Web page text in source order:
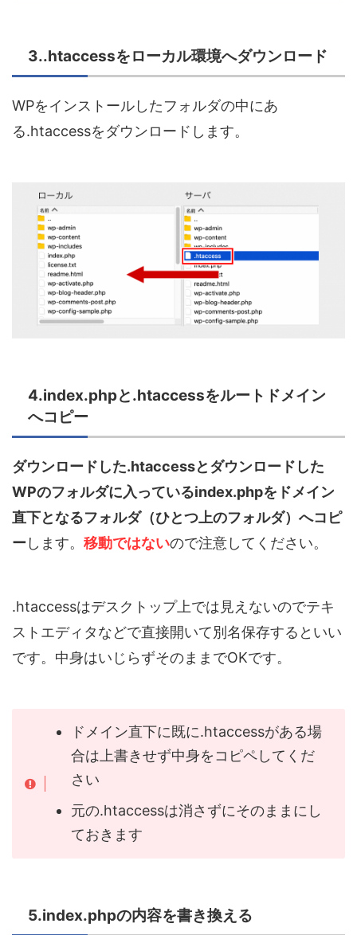
3..htaccessをローカル環境へダウンロード
WPをインストールしたフォルダの中にあ
る.htaccessをダウンロードします。
4.index.phpと.htaccessをルートドメイン
へコピー
ダウンロードした.htaccessとダウンロードした
WPのフォルダに入っているindex.phpをドメイン
直下となるフォルダ（ひとつ上のフォルダ）へコピ
ーします。 移動ではないので注意してください。
.htaccessはデスクトップ上では見えないのでテキ
ストエディタなどで直接開いて別名保存するといい
です。中身はいじらずそのままでOKです。
ドメイン直下に既に.htaccessがある場
合は上書きせず中身をコピペしてくだ
さい
元の.htaccessは消さずにそのままにし
ておきます
5.index.phpの内容を書き換える